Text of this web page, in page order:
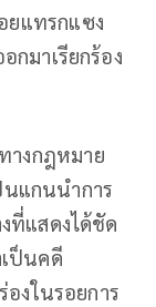
แทรกแซง
กมาเรียกร้อง
างกฎหมาย
แกนนำการ
ที่แสดงได้ชัด
ป็นคดี
งในรอยการ